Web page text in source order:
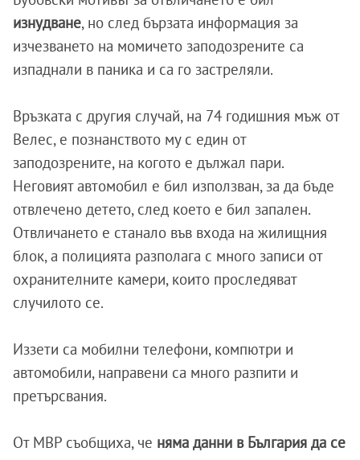
изнудване, но след бързата информация за
изчезването на момичето заподозрените са
изпаднали в паника и са го застреляли.
Връзката с другия случай, на 74 годишния мъж от
Велес, е познанството му с един от
заподозрените, на когото е дължал пари.
Неговият автомобил е бил използван, за да бъде
отвлечено детето, след което е бил запален.
Отвличането е станало във входа на жилищния
блок, а полицията разполага с много записи от
охранителните камери, които проследяват
случилото се.
Иззети са мобилни телефони, компютри и
автомобили, направени са много разпити и
претърсвания.
От МВР съобщиха, че няма данни в България да се